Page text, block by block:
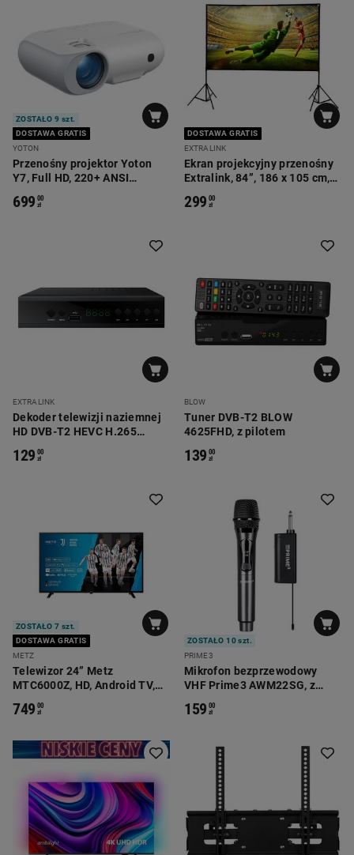
ZOSTAŁO 9 szt.
DOSTAWA GRATIS
YOTON
Przenośny projektor Yoton
Y7, Full HD, 220+ ANSI
699 00
zł
DOSTAWA GRATIS
EXTRALINK
Ekran projekcyjny przenośny
Extralink, 84”, 186 x 105 cm,
299 00
zł
EXTRALINK
Dekoder telewizji naziemnej
HD DVB-T2 HEVC H.265
129 00
zł
BLOW
Tuner DVB-T2 BLOW
4625FHD, z pilotem
139 00
zł
ZOSTAŁO 7 szt.
DOSTAWA GRATIS
METZ
Telewizor 24” Metz
MTC6000Z, HD, Android TV,
749 00
zł
ZOSTAŁO 10 szt.
PRIME3
Mikrofon bezprzewodowy
VHF Prime3 AWM22SG, z
159 00
zł